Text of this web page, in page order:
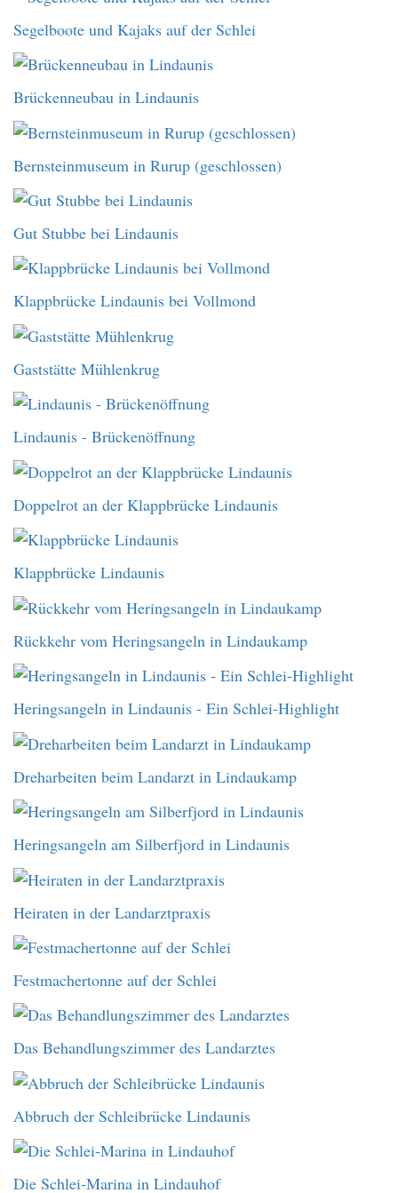
Segelboote und Kajaks auf der Schlei
Brückenneubau in Lindaunis
Bernsteinmuseum in Rurup (geschlossen)
Gut Stubbe bei Lindaunis
Klappbrücke Lindaunis bei Vollmond
Gaststätte Mühlenkrug
Lindaunis - Brückenöffnung
Doppelrot an der Klappbrücke Lindaunis
Klappbrücke Lindaunis
Rückkehr vom Heringsangeln in Lindaukamp
Heringsangeln in Lindaunis - Ein Schlei-Highlight
Dreharbeiten beim Landarzt in Lindaukamp
Heringsangeln am Silberfjord in Lindaunis
Heiraten in der Landarztpraxis
Festmachertonne auf der Schlei
Das Behandlungszimmer des Landarztes
Abbruch der Schleibrücke Lindaunis
Die Schlei-Marina in Lindauhof